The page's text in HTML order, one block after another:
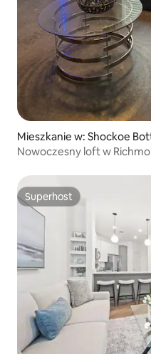
Mieszkanie w: Shockoe
Nowoczesny loft w
Superhost
Superhost